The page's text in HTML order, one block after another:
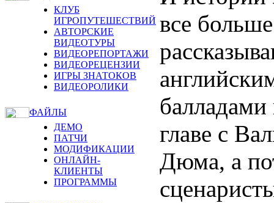
КЛУБ
ИГРОПУТЕШЕСТВИЙ
АВТОРСКИЕ
ВИДЕОТУРЫ
ВИДЕОРЕПОРТАЖИ
ВИДЕОРЕЦЕНЗИИ
ИГРЫ ЗНАТОКОВ
ВИДЕОРОЛИКИ
ФАЙЛЫ
ДЕМО
ПАТЧИ
МОДИФИКАЦИИ
ОНЛАЙН-
КЛИЕНТЫ
ПРОГРАММЫ
все
главе с
Дюма, а